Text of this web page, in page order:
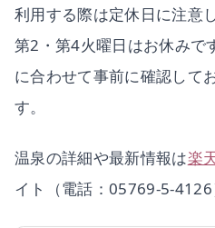
利用する際は定休日に注意
第2・第4火曜日はお休みで
に合わせて事前に確認して
す。
温泉の詳細や最新情報は楽
イト（電話：05769-5-4126